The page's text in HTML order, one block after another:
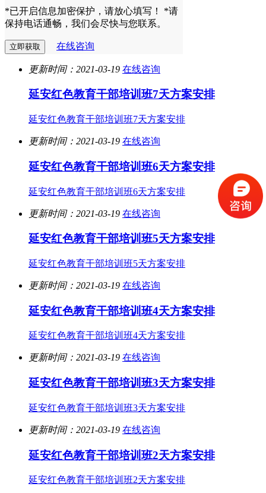
*已开启信息加密保护，请放心填写！
*请
保持电话通畅，我们会尽快与您联系。
在线咨询
更新时间：2021-03-19 在线咨询
延安红色教育干部培训班7天方案安排
延安红色教育干部培训班7天方案安排
更新时间：2021-03-19 在线咨询
延安红色教育干部培训班6天方案安排
延安红色教育干部培训班6天方案安排
更新时间：2021-03-19 在线咨询
延安红色教育干部培训班5天方案安排
延安红色教育干部培训班5天方案安排
更新时间：2021-03-19 在线咨询
延安红色教育干部培训班4天方案安排
延安红色教育干部培训班4天方案安排
更新时间：2021-03-19 在线咨询
延安红色教育干部培训班3天方案安排
延安红色教育干部培训班3天方案安排
更新时间：2021-03-19 在线咨询
延安红色教育干部培训班2天方案安排
延安红色教育干部培训班2天方案安排